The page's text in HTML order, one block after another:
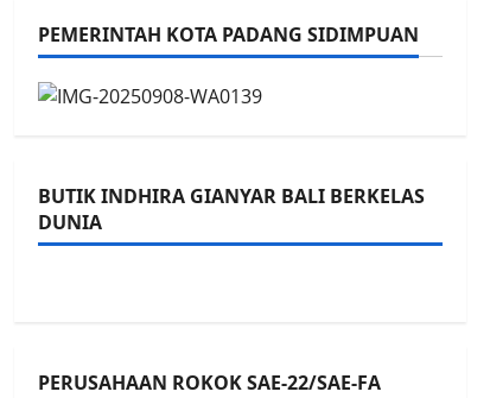
PEMERINTAH KOTA PADANG SIDIMPUAN
BUTIK INDHIRA GIANYAR BALI BERKELAS
DUNIA
PERUSAHAAN ROKOK SAE-22/SAE-FA